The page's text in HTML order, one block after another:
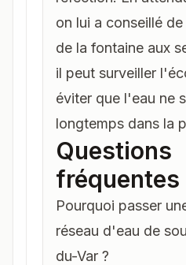
on lui a conseillé
de la fontaine aux
il peut surveiller
éviter que l'eau ne
longtemps dans la
Questions
fréquentes
Pourquoi passer
réseau d'eau de
du-Var ?